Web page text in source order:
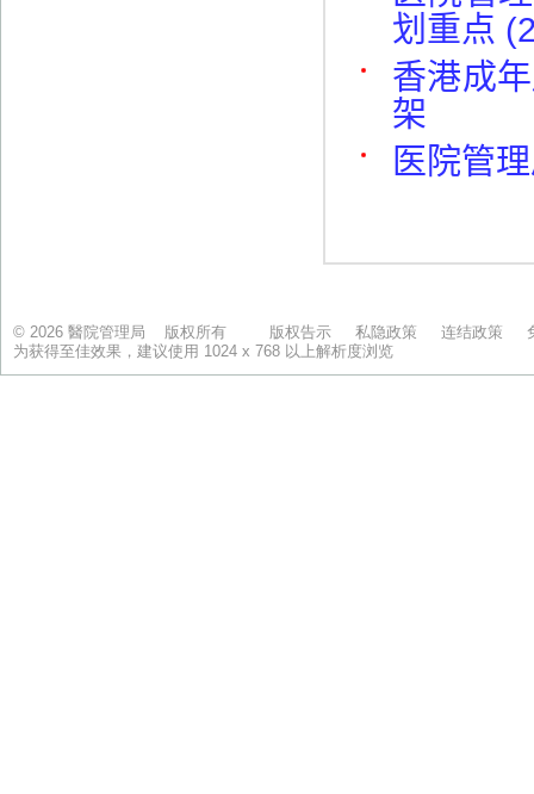
© 2026 醫院管理局 版权所有 版权告示 私隐政策 连结政策
为获得至佳效果，建议使用 1024 x 768 以上解析度浏览